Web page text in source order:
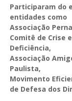
Participaram do
entidades como
Associação
Comitê de Crise
Deficiência,
Associação
Paulista,
Movimento
de Defesa dos